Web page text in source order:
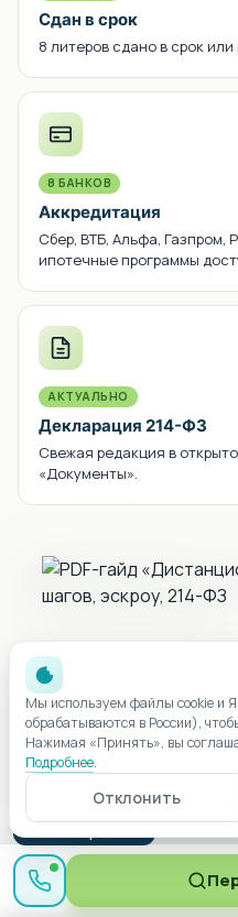
Сдан в срок
8 литеров сдано в срок
8 БАНКОВ
Аккредитация
Сбер, ВТБ, Альфа, Газпром,
ипотечные программы
АКТУАЛЬНО
Декларация 214-ФЗ
Свежая редакция в
«Документы».
Купить
8-страничный гайд: от
Эскроу, ДДУ через
6 шагов сделки
214-ФЗ простым языком
Мы используем файлы cookie и
обрабатываются в России),
Нажимая «Принять», вы
Подробнее.
Отклонить